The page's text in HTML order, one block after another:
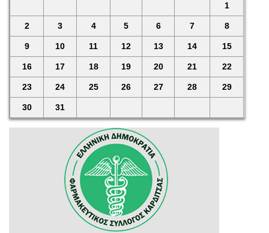
1
2 3 4 5 6 7 8
9 10 11 12 13 14 15
16 17 18 19 20 21 22
23 24 25 26 27 28 29
30 31